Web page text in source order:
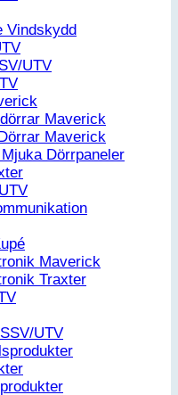
Vindskydd
UTV
Maverick
Maverick
Dörrpaneler
Maverick
Traxter
UTV